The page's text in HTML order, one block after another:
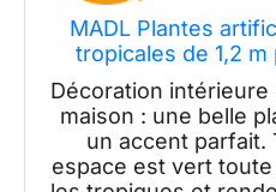
MADL Plantes
tropicales de 1,2
extérieure
Décoration
maison : une belle
un accent parfait.
espace est vert